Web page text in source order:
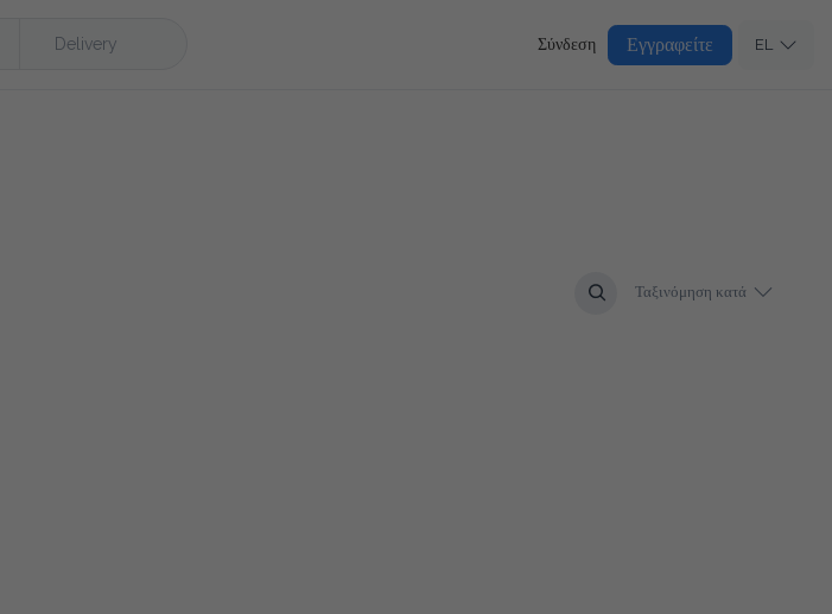
Delivery Σύνδεση Εγγραφείτε EL
Ταξινόμηση κατά